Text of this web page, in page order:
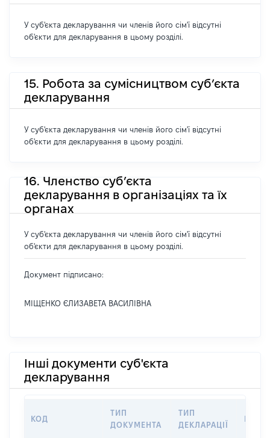
У суб'єкта декларування чи членів його сім'ї відсутні
об'єкти для декларування в цьому розділі.
15. Робота за сумісництвом суб’єкта
декларування
У суб'єкта декларування чи членів його сім'ї відсутні
об'єкти для декларування в цьому розділі.
16. Членство суб’єкта
декларування в організаціях та їх
органах
У суб'єкта декларування чи членів його сім'ї відсутні
об'єкти для декларування в цьому розділі.
Документ підписано:
МІЩЕНКО ЄЛИЗАВЕТА ВАСИЛІВНА
Інші документи суб'єкта
декларування
КОД
ТИП
ДОКУМЕНТА
ТИП
ДЕКЛАРАЦІЇ